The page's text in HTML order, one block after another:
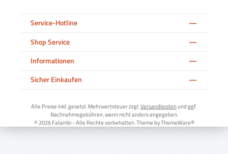
Service-Hotline
Shop Service
Informationen
Sicher Einkaufen
Alle Preise inkl. gesetzl. Mehrwertsteuer zzgl.Versandkostenund ggf.
Nachnahmegebühren, wenn nicht anders angegeben.
© 2026 Falambi - Alle Rechte vorbehalten. Theme byThemeWare®